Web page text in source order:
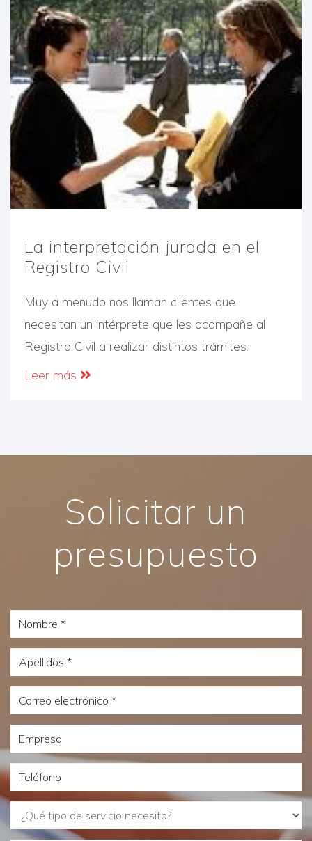
La interpretación jurada en el
Registro Civil
Muy a menudo nos llaman clientes que
necesitan un intérprete que les acompañe al
Registro Civil a realizar distintos trámites.
Leer más
Solicitar un
presupuesto
Nombre
Apellidos
Correo
electrónico
Empresa
Teléfono
¿Qué
tipo